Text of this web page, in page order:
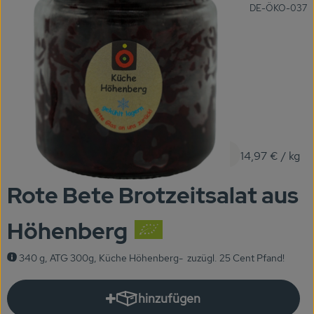
KARUSSELLE
Gutes aus Höhenberg
Einfach Bio
Obst & Gemüse
Bäckerei
Kühlregal
Tiefkühlprodukte
Feinkost
Süßes & Snacks
Rote Bete Brotzeitsalat aus
Höhenberg
340 g, ATG 300g, Küche Höhenberg- zuzügl. 25 Cent Pfand!
/ Stück 14,97 € / kg
, Kontrollstelle:
DE-ÖKO-037
hinzufügen
Produkt zum Warenkorb